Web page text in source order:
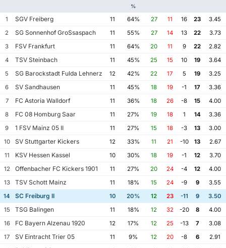
%
1 SGV Freiberg 11 64% 27 11 16 23
3.45
2
SG Sonnenhof GroSsaspach 11 55% 27 14 13 22
3.73
3
FSV Frankfurt 11 64% 20 11 9 22
2.82
4
TSV Steinbach 11 45% 25 15 10 19
3.64
5
SG Barockstadt Fulda Lehnerz 12 42% 22 17 5 19
3.25
6
SV Sandhausen 11 45% 18 19 -1 17
3.36
7
FC Astoria Walldorf 11 36% 18 26 -8 15
4.00
8
FC 08 Homburg Saar 11 27% 19 18 1 14
3.36
9
1 FSV Mainz 05 II 11 27% 15 18 -3 13
3.00
10
SV Stuttgarter Kickers 12 33% 11 21 -10 13
2.67
11
KSV Hessen Kassel 10 30% 18 19 -1 12
3.70
12
Offenbacher FC Kickers 1901 11 27% 20 24 -4 12
4.00
13
TSV Schott Mainz 11 18% 15 24 -9 9
3.55
14
SC Freiburg II 10 20% 12 23 -11 9
3.50
15
TSG Balingen 11 18% 12 32 -20 8
4.00
16
FC Bayern Alzenau 1920 12 17% 12 25 -13 7
3.08
17
SV Eintracht Trier 05 11 9% 12 20 -8 6
2.91